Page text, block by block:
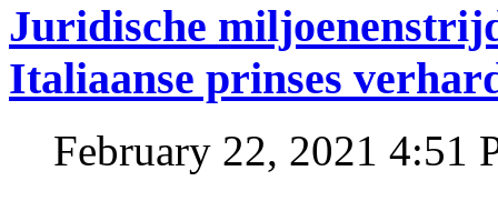
Juridische
Italiaanse prinses
February 22, 2021 4:51